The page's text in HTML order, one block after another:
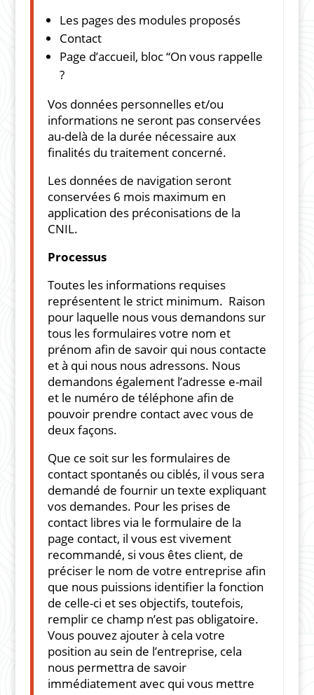
Les pages des modules proposés
Contact
Page d’accueil, bloc “On vous rappelle
?
Vos données personnelles et/ou
informations ne seront pas conservées
au-delà de la durée nécessaire aux
finalités du traitement concerné.
Les données de navigation seront
conservées 6 mois maximum en
application des préconisations de la
CNIL.
Processus
Toutes les informations requises
représentent le strict minimum. Raison
pour laquelle nous vous demandons sur
tous les formulaires votre nom et
prénom afin de savoir qui nous contacte
et à qui nous nous adressons. Nous
demandons également l’adresse e-mail
et le numéro de téléphone afin de
pouvoir prendre contact avec vous de
deux façons.
Que ce soit sur les formulaires de
contact spontanés ou ciblés, il vous sera
demandé de fournir un texte expliquant
vos demandes. Pour les prises de
contact libres via le formulaire de la
page contact, il vous est vivement
recommandé, si vous êtes client, de
préciser le nom de votre entreprise afin
que nous puissions identifier la fonction
de celle-ci et ses objectifs, toutefois,
remplir ce champ n’est pas obligatoire.
Vous pouvez ajouter à cela votre
position au sein de l’entreprise, cela
nous permettra de savoir
immédiatement avec qui vous mettre